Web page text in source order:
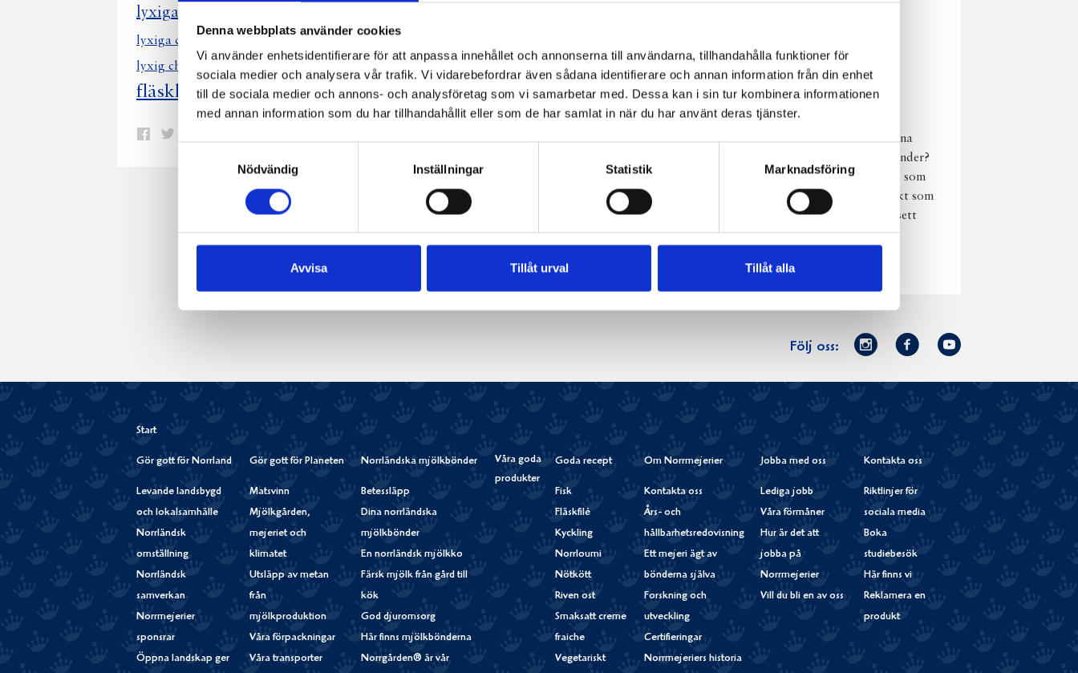
Denna webbplats använder cookies
Vi använder enhetsidentifierare för att anpassa innehållet och annonserna till användarna, tillhandahålla funktioner för
sociala medier och analysera vår trafik. Vi vidarebefordrar även sådana identifierare och annan information från din enhet
till de sociala medier och annons- och analysföretag som vi samarbetar med. Dessa kan i sin tur kombinera informationen
med annan information som du har tillhandahållit eller som de har samlat in när du har använt deras tjänster.
Nödvändig
Inställningar Statistik Marknadsföring
Avvisa Tillåt urval Tillåt alla
lyxiga räkor avokado
lyxiga chokladmuffins
lyxig chokladtryffelpaj lyxig jordärtskockssoppa lyxig chokladtryffel paj
fläskkotlett lyxig svampss lyxig paj västerbottensost
Dela
Pinterest
post
njutning i alla
väder
Har du provat
chokladmjölk från dina
norrländska mjölkbönder?
Den är lika god varm som
kall och passar perfekt som
vardagsnjutning oavsett
väder, året om.
Läs mer
Följ oss:
Norrmejerier
Instagram
Facebook
Youtube
Start
Gör gott för Norrland
Levande landsbygd
och lokalsamhälle
Norrländsk
omställning
Norrländsk
samverkan
Norrmejerier
sponsrar
Öppna landskap ger
Gör gott för Planeten
Matsvinn
Mjölkgården,
mejeriet och
klimatet
Utsläpp av metan
från
mjölkproduktion
Våra förpackningar
Våra transporter
Norrländska mjölkbönder
Betessläpp
Dina norrländska
mjölkbönder
En norrländsk mjölkko
Färsk mjölk från gård till
kök
God djuromsorg
Här finns mjölkbönderna
Norrgården® är vår
Våra goda
produkter
Goda recept
Fisk
Fläskfilé
Kyckling
Norrloumi
Nötkött
Riven ost
Smaksatt creme
fraiche
Vegetariskt
Om Norrmejerier
Kontakta oss
Års- och
hållbarhetsredovisning
Ett mejeri ägt av
bönderna själva
Forskning och
utveckling
Certifieringar
Norrmejeriers historia
Jobba med oss
Lediga jobb
Våra förmåner
Hur är det att
jobba på
Norrmejerier
Vill du bli en av oss
Kontakta oss
Riktlinjer för
sociala media
Boka
studiebesök
Här finns vi
Reklamera en
produkt